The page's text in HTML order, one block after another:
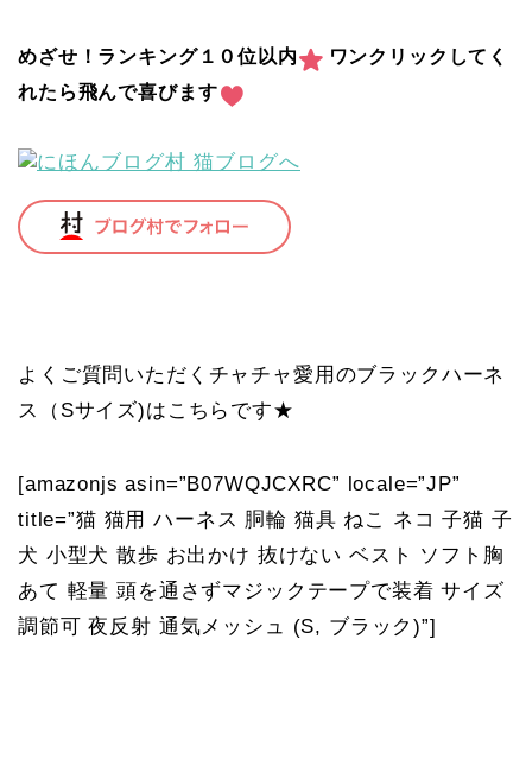
めざせ！ランキング１０位以内
ワンクリックしてく
れたら飛んで喜びます
よくご質問いただくチャチャ愛用のブラックハーネ
ス（Sサイズ)はこちらです★
[amazonjs asin=”B07WQJCXRC” locale=”JP”
title=”猫 猫用 ハーネス 胴輪 猫具 ねこ ネコ 子猫 子
犬 小型犬 散歩 お出かけ 抜けない ベスト ソフト胸
あて 軽量 頭を通さずマジックテープで装着 サイズ
調節可 夜反射 通気メッシュ (S, ブラック)”]